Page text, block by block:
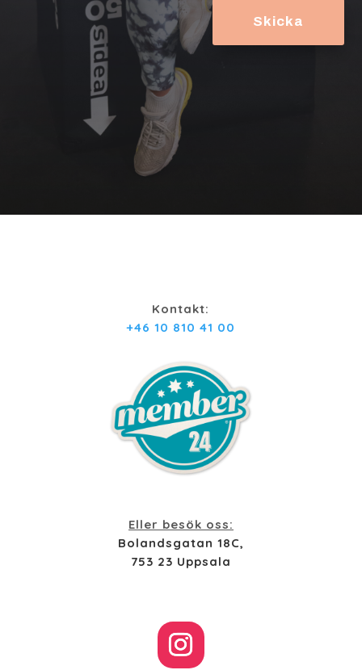
Skicka
Kontakt:
+46 10 810 41 00
Eller besök oss:
Bolandsgatan 18C,
753 23 Uppsala